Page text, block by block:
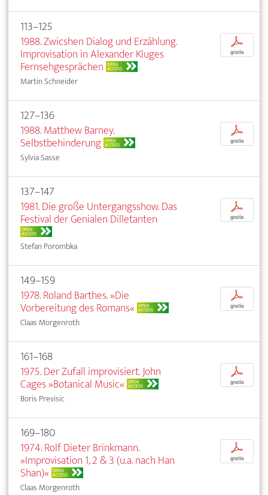
113–125
1988. Zwicshen Dialog und Erzählung.
Improvisation in Alexander Kluges
Fernsehgesprächen OPEN
ACCESS
Martin Schneider
p
gratis
127–136
1988. Matthew Barney.
Selbstbehinderung OPEN
ACCESS
Sylvia Sasse
p
gratis
137–147
1981. Die große Untergangsshow. Das
Festival der Genialen Dilletanten
OPEN
ACCESS
Stefan Porombka
p
gratis
149–159
1978. Roland Barthes. »Die
Vorbereitung des Romans« OPEN
ACCESS
Claas Morgenroth
p
gratis
161–168
1975. Der Zufall improvisiert. John
Cages »Botanical Music« OPEN
ACCESS
Boris Previsic
p
gratis
169–180
1974. Rolf Dieter Brinkmann.
»Improvisation 1, 2 & 3 (u.a. nach Han
Shan)« OPEN
ACCESS
Claas Morgenroth
p
gratis